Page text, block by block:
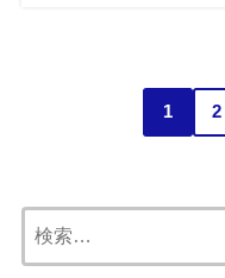
1 2